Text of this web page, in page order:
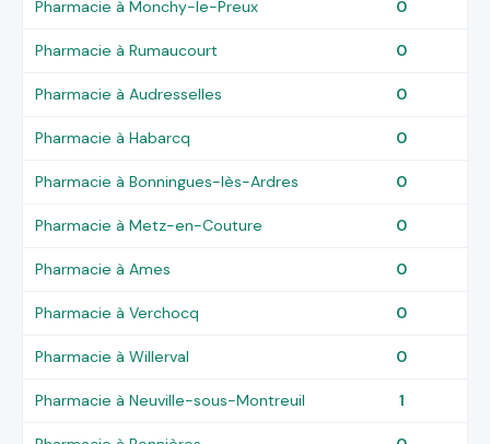
Pharmacie à Monchy-le-Preux 0
Pharmacie à Rumaucourt 0
Pharmacie à Audresselles 0
Pharmacie à Habarcq 0
Pharmacie à Bonningues-lès-Ardres 0
Pharmacie à Metz-en-Couture 0
Pharmacie à Ames 0
Pharmacie à Verchocq 0
Pharmacie à Willerval 0
Pharmacie à Neuville-sous-Montreuil 1